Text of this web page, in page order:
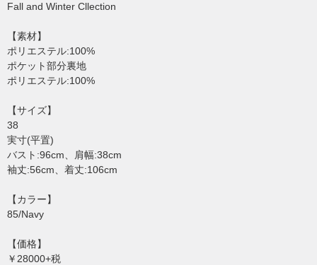
Fall and Winter Cllection
【素材】
ポリエステル:100%
ポケット部分裏地
ポリエステル:100%
【サイズ】
38
実寸(平置)
バスト:96cm、肩幅:38cm
袖丈:56cm、着丈:106cm
【カラー】
85/Navy
【価格】
￥28000+税